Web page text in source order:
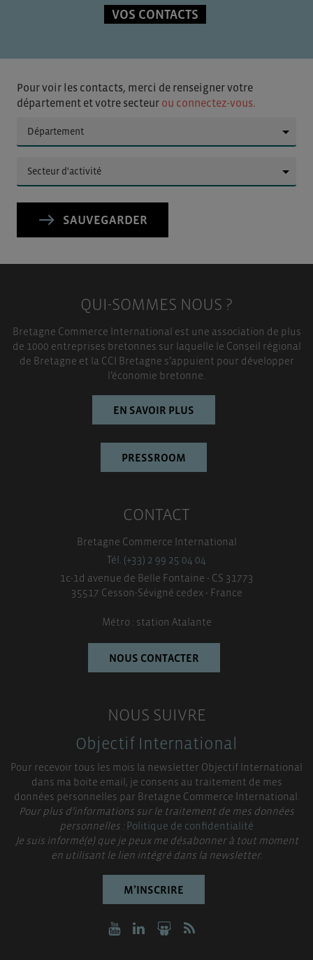
VOS CONTACTS
Pour voir les contacts, merci de renseigner votre
département et votre secteur ou connectez-vous.
SAUVEGARDER
QUI-SOMMES NOUS ?
Bretagne Commerce International est une association de plus
de 1000 entreprises bretonnes sur laquelle le Conseil régional
de Bretagne et la CCI Bretagne s’appuient pour développer
l’économie bretonne.
EN SAVOIR PLUS
PRESSROOM
CONTACT
Bretagne Commerce International
Tél. (+33) 2 99 25 04 04
1c-1d avenue de Belle Fontaine - CS 31773
35517 Cesson-Sévigné cedex - France
Métro : station Atalante
NOUS CONTACTER
NOUS SUIVRE
Objectif International
Pour recevoir tous les mois la newsletter Objectif International
dans ma boite email, je consens au traitement de mes
données personnelles par Bretagne Commerce International.
Pour plus d’informations sur le traitement de mes données
personnelles :Politique de confidentialité
Je suis informé(e) que je peux me désabonner à tout moment
en utilisant le lien intégré dans la newsletter.
M’INSCRIRE